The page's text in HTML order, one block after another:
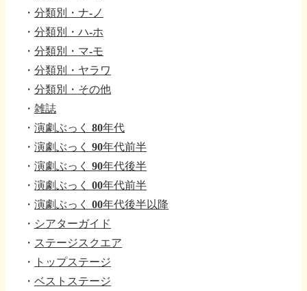
・ 分類別・ナ-ノ
・ 分類別・ハ-ホ
・ 分類別・マ-モ
・ 分類別・ヤラワ
・ 分類別・その他
・ 雑誌
・ 演劇ぶっく 80年代
・ 演劇ぶっく 90年代前半
・ 演劇ぶっく 90年代後半
・ 演劇ぶっく 00年代前半
・ 演劇ぶっく 00年代後半以降
・ シアターガイド
・ ステージスクエア
・
トップステージ
・ ベストステージ